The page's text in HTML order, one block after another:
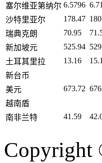
塞尔维亚第纳尔 6.5796
沙特里亚尔
178.47
瑞典克朗
70.95
新加坡元
525.94
土耳其里拉
13.16
新台币
美元
673.72
越南盾
南非兰特
41.59
Copyright